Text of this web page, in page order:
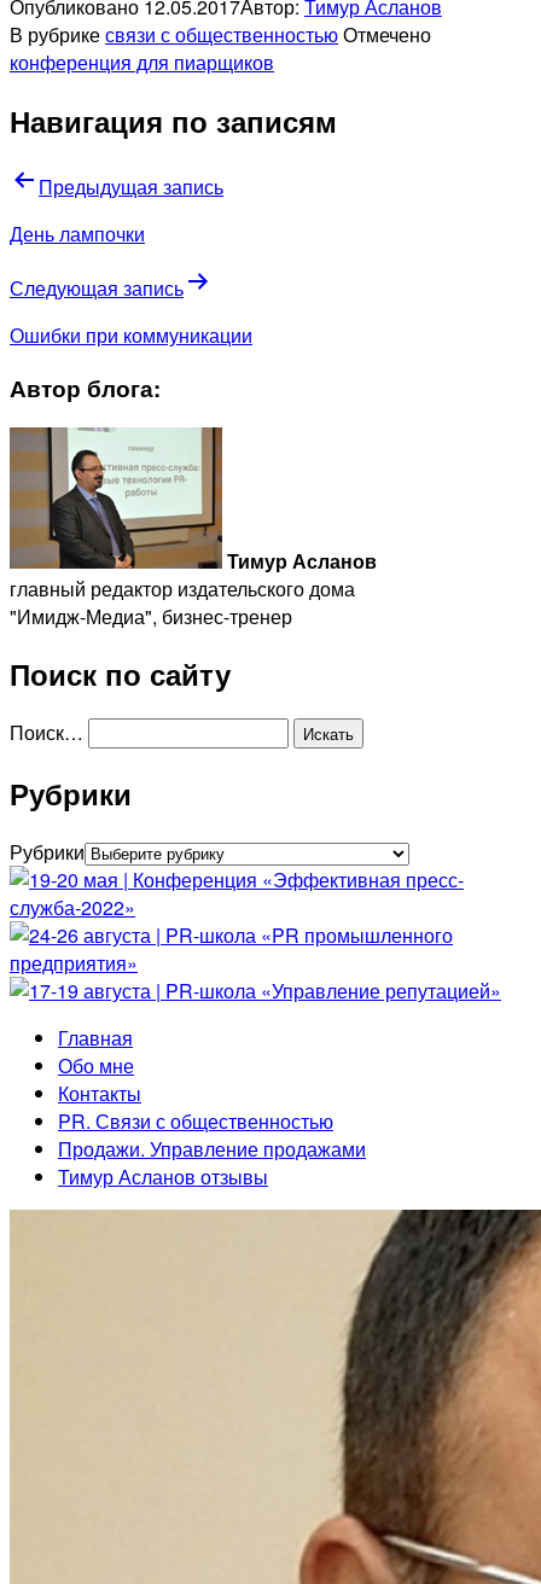
Опубликовано 12.05.2017Автор: Тимур Асланов
В рубрикесвязи с общественностьюОтмечено
конференция для пиарщиков
Навигация по записям
Предыдущая запись
День лампочки
Следующая запись
Ошибки при коммуникации
Автор блога:
Тимур Асланов
главный редактор издательского дома
"Имидж-Медиа", бизнес-тренер
Поиск по сайту
Поиск…
Рубрики
Рубрики
Главная
Обо мне
Контакты
PR. Связи с общественностью
Продажи. Управление продажами
Тимур Асланов отзывы